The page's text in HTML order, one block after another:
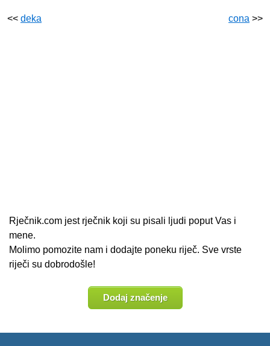
<< deka cona >>
Rječnik.com jest rječnik koji su pisali ljudi poput Vas i
mene.
Molimo pomozite nam i dodajte poneku riječ. Sve vrste
riječi su dobrodošle!
Dodaj značenje